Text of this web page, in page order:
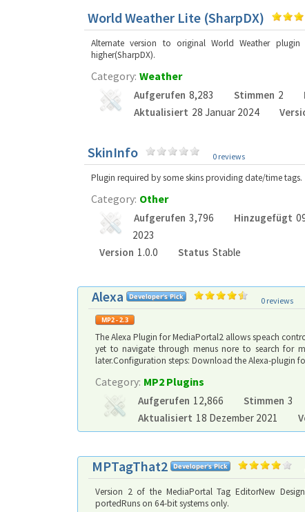
World Weather Lite (SharpDX)
Alternate version to original World Weather
higher(SharpDX).
Category: Weather
Aufgerufen 8,283 Stimmen 2
Aktualisiert 28 Januar 2024
SkinInfo 0 reviews
Plugin required by some skins providing date/time tags.
Category: Other
Aufgerufen 3,796 Hinzugefügt
2023
Version 1.0.0 Status Stable
Alexa 0 reviews
The Alexa Plugin for MediaPortal2 allows speach
yet to navigate through menus nore to search for
later.Configuration steps: Download the Alexa-plugin
Category: MP2 Plugins
Aufgerufen 12,866 Stimmen 3
Aktualisiert 18 Dezember 2021
MPTagThat2
Version 2 of the MediaPortal Tag EditorNew
portedRuns on 64-bit systems only.